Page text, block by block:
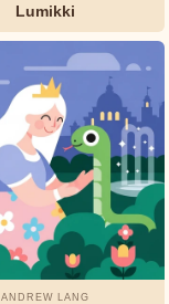
Lumikki
ANDREW LANG